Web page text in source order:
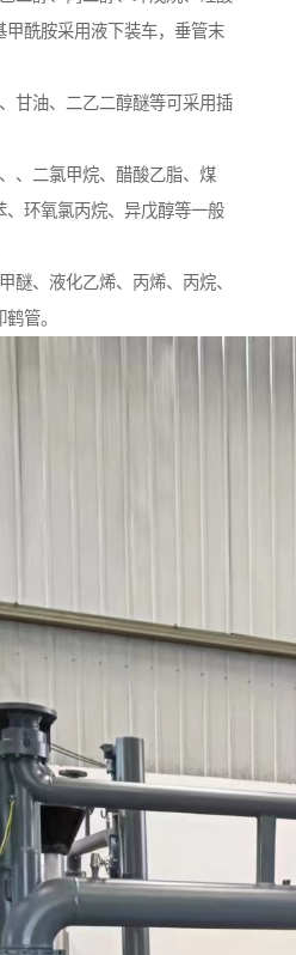
甲酰胺采用液下装车，垂管末
甘油、二乙二醇醚等可采用插
、二氯甲烷、醋酸乙脂、煤
、环氧氯丙烷、异戊醇等一般
醚、液化乙烯、丙烯、丙烷、
管。